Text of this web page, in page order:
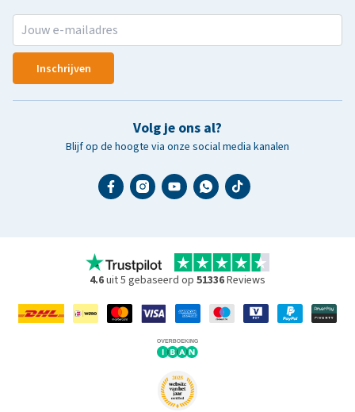
Inschrijven
Volg je ons al?
Blijf op de hoogte via onze social media kanalen
4.6uit 5 gebaseerd op 51336Reviews